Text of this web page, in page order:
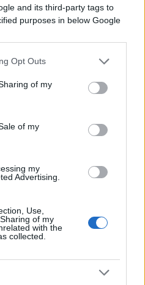
and its third-party tags to
purposes in below Google
Opt Outs
of my
of my
my
Advertising.
Use,
of my
with the
collected.
conseguito la patente di
sostanze
ad una fuga “a velocità
chilometri attuando
che si erano poste al
utenti della strada”.
l’inseguimento
dovranno prendere
indagati. Sia Fares
sono stati iscritti nel
l’accusa di omicidio
che quelli della